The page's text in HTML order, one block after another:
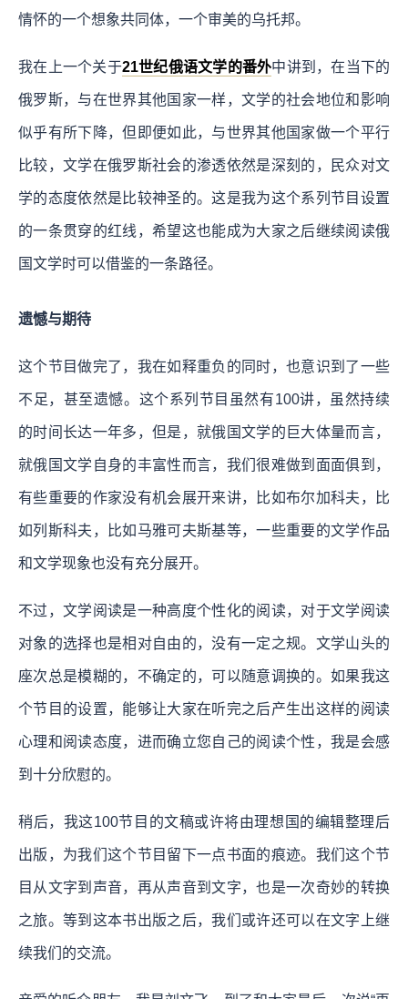
情怀的一个想象共同体，一个审美的乌托邦。
我在上一个关于21世纪俄语文学的番外中讲到，在当下的
俄罗斯，与在世界其他国家一样，文学的社会地位和影响
似乎有所下降，但即便如此，与世界其他国家做一个平行
比较，文学在俄罗斯社会的渗透依然是深刻的，民众对文
学的态度依然是比较神圣的。这是我为这个系列节目设置
的一条贯穿的红线，希望这也能成为大家之后继续阅读俄
国文学时可以借鉴的一条路径。
遗憾与期待
这个节目做完了，我在如释重负的同时，也意识到了一些
不足，甚至遗憾。这个系列节目虽然有100讲，虽然持续
的时间长达一年多，但是，就俄国文学的巨大体量而言，
就俄国文学自身的丰富性而言，我们很难做到面面俱到，
有些重要的作家没有机会展开来讲，比如布尔加科夫，比
如列斯科夫，比如马雅可夫斯基等，一些重要的文学作品
和文学现象也没有充分展开。
不过，文学阅读是一种高度个性化的阅读，对于文学阅读
对象的选择也是相对自由的，没有一定之规。文学山头的
座次总是模糊的，不确定的，可以随意调换的。如果我这
个节目的设置，能够让大家在听完之后产生出这样的阅读
心理和阅读态度，进而确立您自己的阅读个性，我是会感
到十分欣慰的。
稍后，我这100节目的文稿或许将由理想国的编辑整理后
出版，为我们这个节目留下一点书面的痕迹。我们这个节
目从文字到声音，再从声音到文字，也是一次奇妙的转换
之旅。等到这本书出版之后，我们或许还可以在文字上继
续我们的交流。